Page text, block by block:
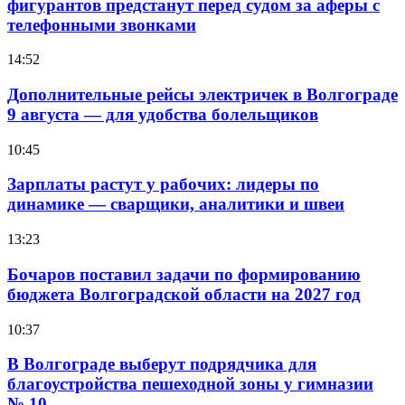
фигурантов предстанут перед судом за аферы с
телефонными звонками
14:52
Дополнительные рейсы электричек в Волгограде
9 августа — для удобства болельщиков
10:45
Зарплаты растут у рабочих: лидеры по
динамике — сварщики, аналитики и швеи
13:23
Бочаров поставил задачи по формированию
бюджета Волгоградской области на 2027 год
10:37
В Волгограде выберут подрядчика для
благоустройства пешеходной зоны у гимназии